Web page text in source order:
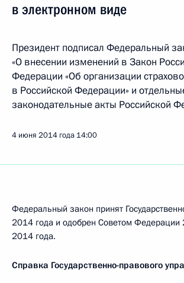
в электронном виде
Президент подписал Федеральный
«О внесении изменений в Закон
Федерации «Об организации
в Российской Федерации» и
законодательные акты Российской
4 июня 2014 года 14:00
Федеральный закон принят
2014 года и одобрен Советом Федерации
2014 года.
Справка Государственно-правового